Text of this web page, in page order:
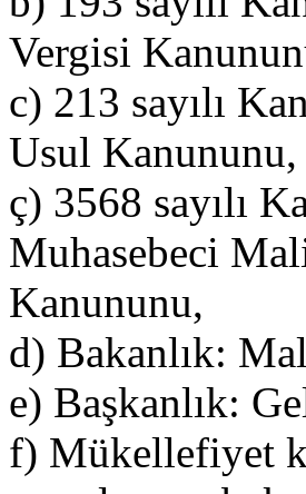
Vergisi
c) 213 sayılı
Usul Kanununu,
ç) 3568 sayılı
Muhasebeci
Kanununu,
d) Bakanlık:
e) Başkanlık:
f) Mükellefiyet